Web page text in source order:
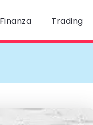
Finanza Trading